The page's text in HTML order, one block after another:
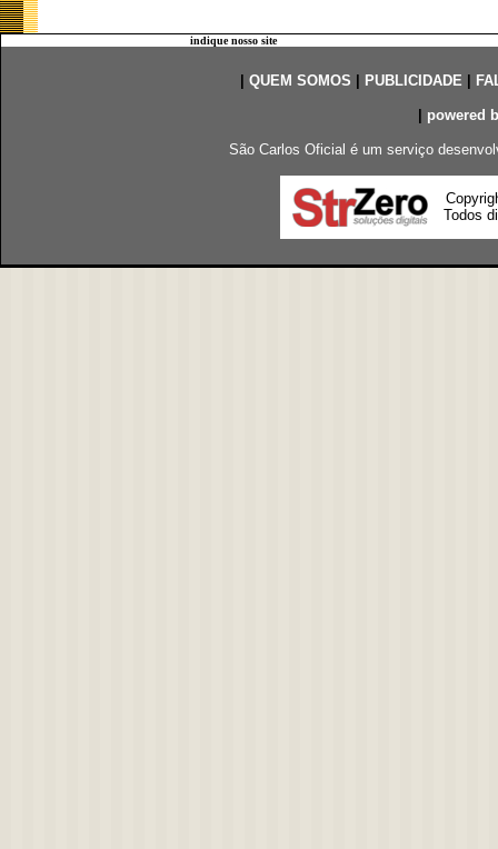
indique nosso site
QUEM SOMOS PUBLICIDADE|
powered
São Carlos Oficial é um serviço
Todos